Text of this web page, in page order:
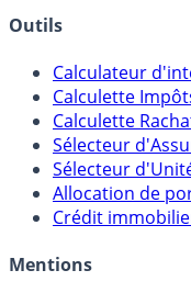
Calculateur
Calculette
Calculette
Sélecteur
Sélecteur
Allocation de